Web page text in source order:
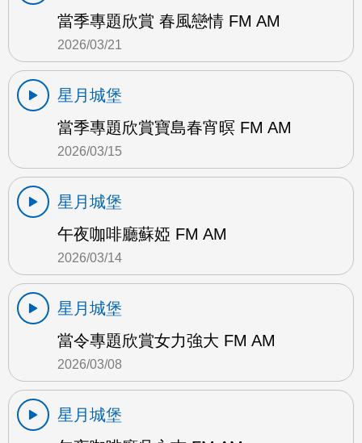
當季專題欣賞 春風戀情 FM AM
2026/03/21
星月城堡
當季專題欣賞寶島春宵暝 FM AM
2026/03/15
星月城堡
午夜咖啡廳蘇婭 FM AM
2026/03/14
星月城堡
當令專題欣賞女力強大 FM AM
2026/03/08
星月城堡